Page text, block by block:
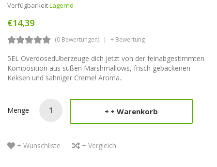
VerfügbarkeitLagernd
€14,39
(0 Bewertungen) + Bewertung
5EL OverdosedÜberzeuge dich jetzt von der feinabgestimmten
Komposition aus süßen Marshmallows, frisch gebackenen
Keksen und sahniger Creme! Aroma..
Menge + Warenkorb
+ Wunschliste + Vergleich